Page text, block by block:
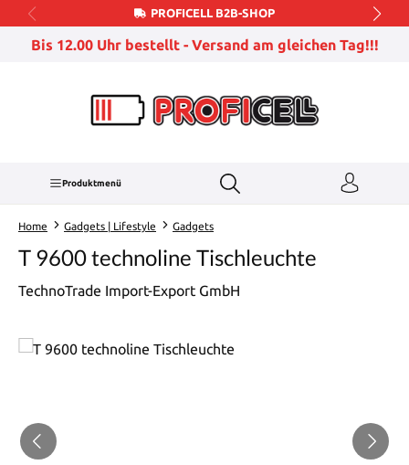
Zum Hauptinhalt springenPROFICELL B2B-SHOP
Bis 12.00 Uhr bestellt - Versand am gleichen Tag!!!
Produktmenü
Home Gadgets | Lifestyle Gadgets
T 9600 technoline Tischleuchte
TechnoTrade Import-Export GmbH
Bildergalerie überspringen